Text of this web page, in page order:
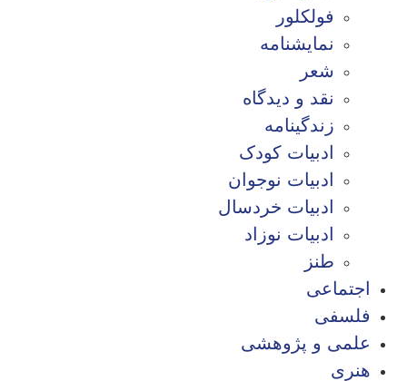
فولکلور
نمایشنامه
شعر
نقد و دیدگاه
زندگینامه
ادبیات کودک
ادبیات نوجوان
ادبیات خردسال
ادبیات نوزاد
طنز
اجتماعی
فلسفی
علمی و پژوهشی
هنری